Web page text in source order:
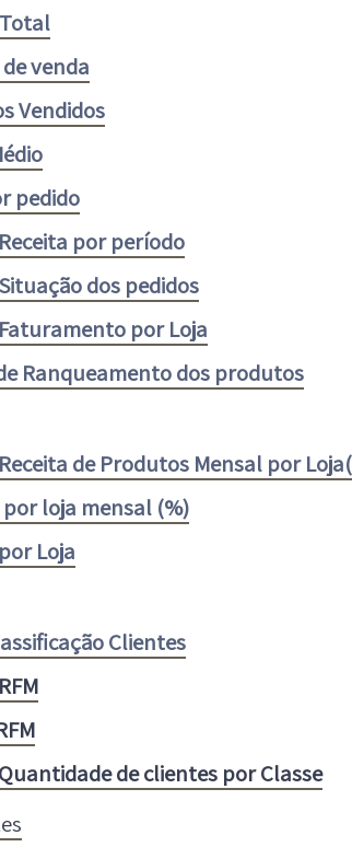
venda
Vendidos
pedido
por período
dos pedidos
por Loja
Ranqueamento dos produtos
de Produtos Mensal por
por loja mensal (%)
Loja
Clientes
de clientes por Classe